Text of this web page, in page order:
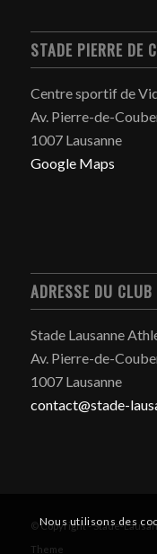
STADE PIERRE DE
Centre sportif de
Av. Pierre-de-
1007 Lausanne
Google Maps
ADRESSE DU CLUB
Stade Lausanne
Av. Pierre-de-
1007 Lausanne
contact@stade-
© Copyright - Stade-
Theme
Nous utilisons des